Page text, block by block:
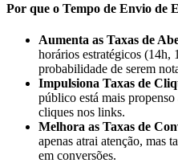
Por que o Tempo de Envio de
Aumenta as Taxas de
horários estratégicos (14h,
probabilidade de serem
Impulsiona Taxas de
público está mais
cliques nos links.
Melhora as Taxas de
apenas atrai atenção, mas
em conversões.